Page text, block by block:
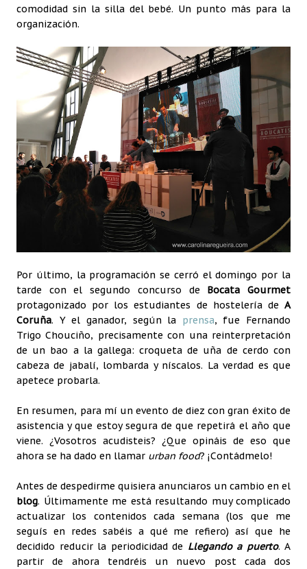
comodidad sin la silla del bebé. Un punto más para la
organización.
Por último, la programación se cerró el domingo por la
tarde con el segundo concurso de Bocata Gourmet
protagonizado por los estudiantes de hostelería de A
Coruña. Y el ganador, según la prensa, fue Fernando
Trigo Chouciño, precisamente con una reinterpretación
de un bao a la gallega: croqueta de uña de cerdo con
cabeza de jabalí, lombarda y níscalos. La verdad es que
apetece probarla.
En resumen, para mí un evento de diez con gran éxito de
asistencia y que estoy segura de que repetirá el año que
viene. ¿Vosotros acudisteis? ¿Que opináis de eso que
ahora se ha dado en llamar urban food? ¡Contádmelo!
Antes de despedirme quisiera anunciaros un cambio en el
blog. Últimamente me está resultando muy complicado
actualizar los contenidos cada semana (los que me
seguís en redes sabéis a qué me refiero) así que he
decidido reducir la periodicidad de Llegando a puerto. A
partir de ahora tendréis un nuevo post cada dos